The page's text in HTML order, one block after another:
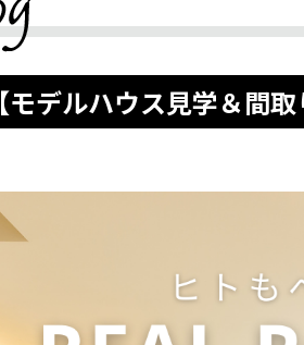
【モデルハウス見学＆間